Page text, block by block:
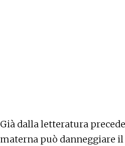
Già dalla letteratura
materna può danneggiare